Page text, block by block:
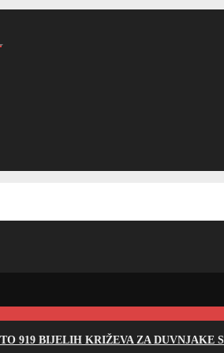
919 BIJELIH KRIŽEVA ZA DUVNJAKE